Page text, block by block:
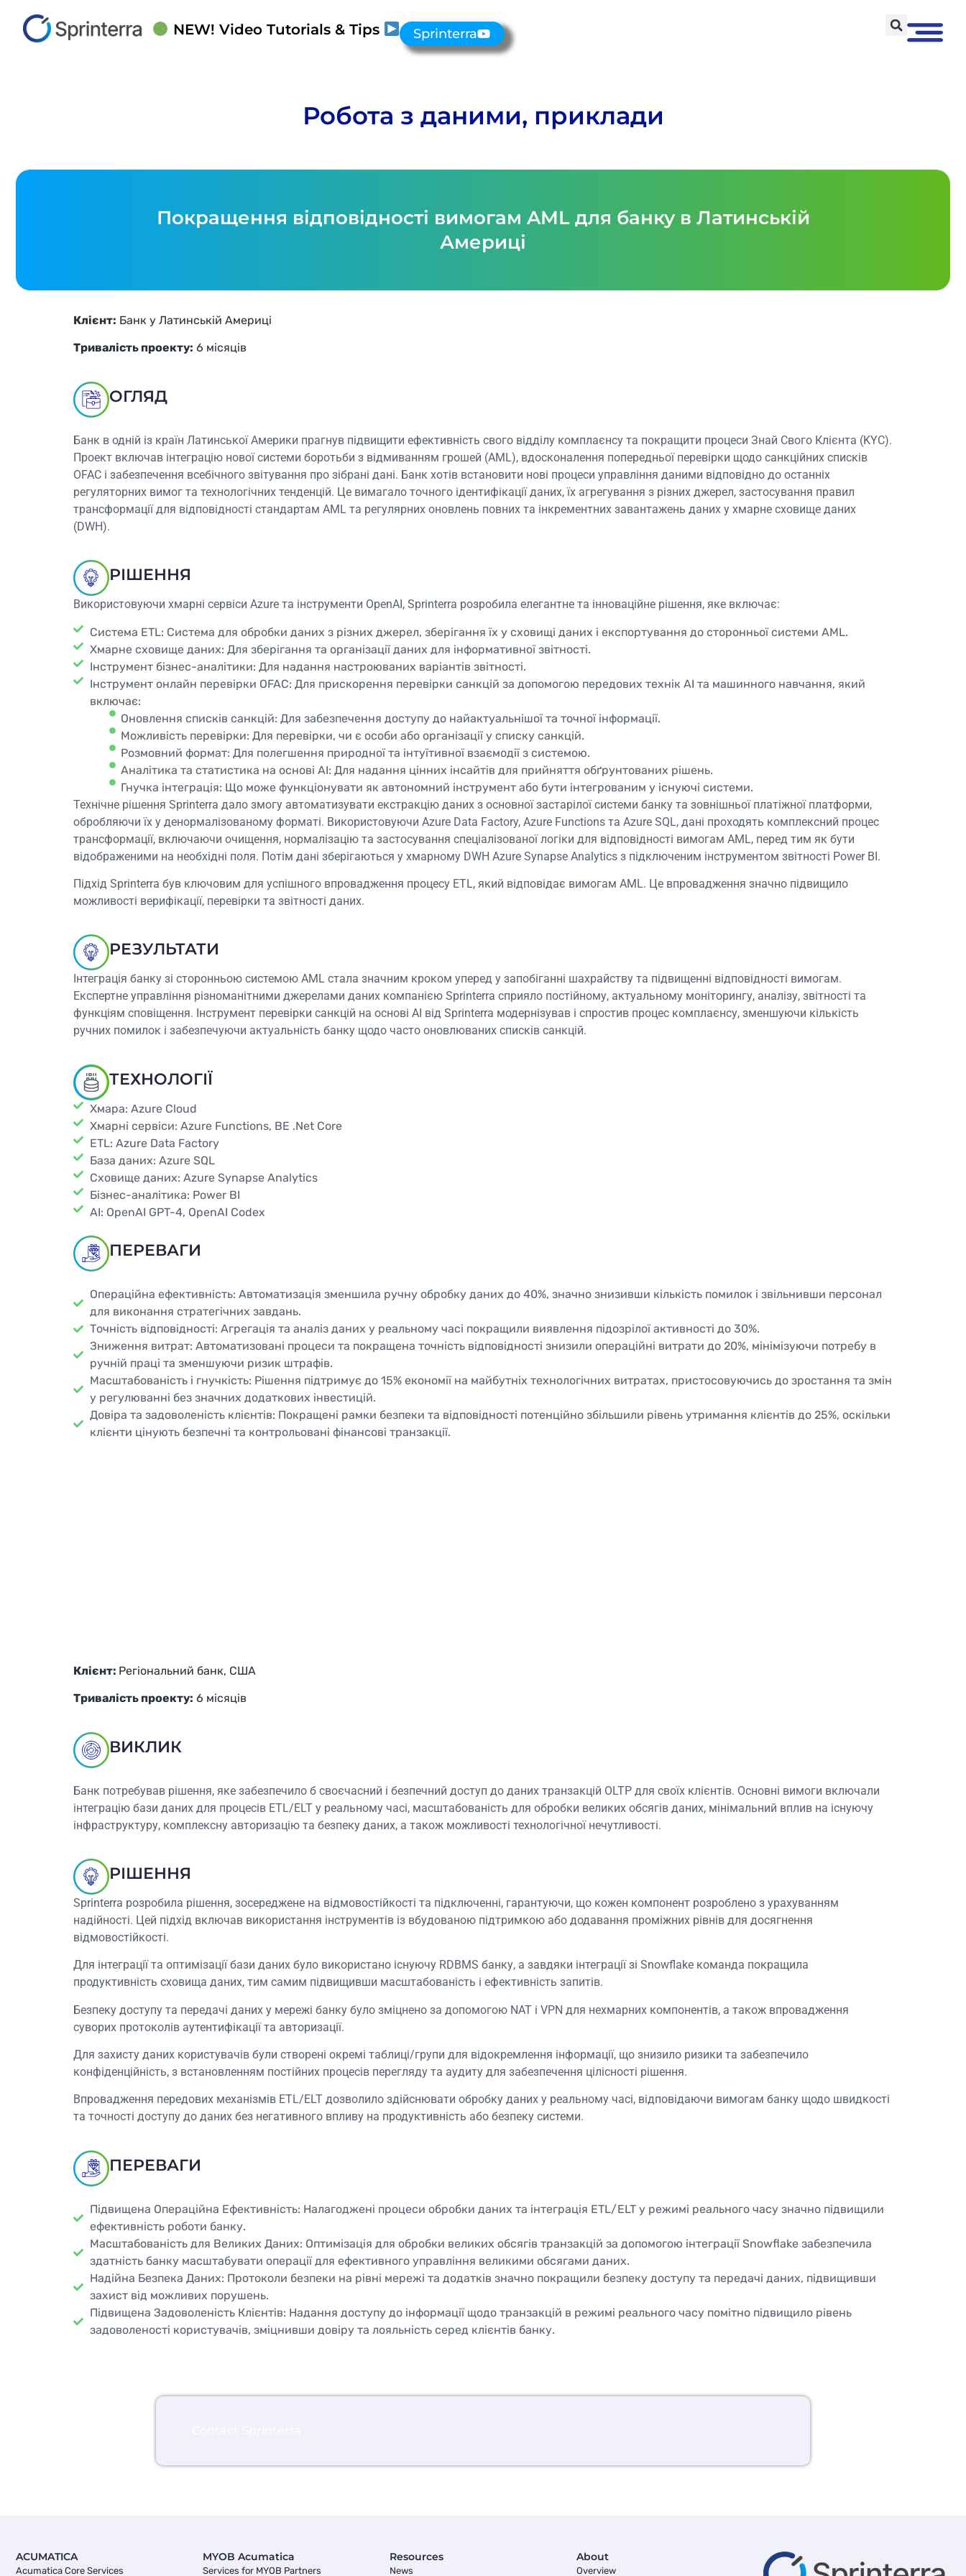
NEW! Video Tutorials & Tips Sprinterra
Робота з даними, приклади
Покращення відповідності вимогам AML для банку в Латинській
Америці
Клієнт: Банк у Латинській Америці
Тривалість проекту: 6 місяців
ОГЛЯД
Банк в одній із країн Латинської Америки прагнув підвищити ефективність свого відділу комплаєнсу та покращити процеси Знай Свого Клієнта (KYC).
Проект включав інтеграцію нової системи боротьби з відмиванням грошей (AML), вдосконалення попередньої перевірки щодо санкційних списків
OFAC і забезпечення всебічного звітування про зібрані дані. Банк хотів встановити нові процеси управління даними відповідно до останніх
регуляторних вимог та технологічних тенденцій. Це вимагало точного ідентифікації даних, їх агрегування з різних джерел, застосування правил
трансформації для відповідності стандартам AML та регулярних оновлень повних та інкрементних завантажень даних у хмарне сховище даних
(DWH).
РІШЕННЯ
Використовуючи хмарні сервіси Azure та інструменти OpenAI, Sprinterra розробила елегантне та інноваційне рішення, яке включає:
Система ETL: Система для обробки даних з різних джерел, зберігання їх у сховищі даних і експортування до сторонньої системи AML.
Хмарне сховище даних: Для зберігання та організації даних для інформативної звітності.
Інструмент бізнес-аналітики: Для надання настроюваних варіантів звітності.
Інструмент онлайн перевірки OFAC: Для прискорення перевірки санкцій за допомогою передових технік AI та машинного навчання, який
включає:
Оновлення списків санкцій: Для забезпечення доступу до найактуальнішої та точної інформації.
Можливість перевірки: Для перевірки, чи є особи або організації у списку санкцій.
Розмовний формат: Для полегшення природної та інтуїтивної взаємодії з системою.
Аналітика та статистика на основі AI: Для надання цінних інсайтів для прийняття обґрунтованих рішень.
Гнучка інтеграція: Що може функціонувати як автономний інструмент або бути інтегрованим у існуючі системи.
Технічне рішення Sprinterra дало змогу автоматизувати екстракцію даних з основної застарілої системи банку та зовнішньої платіжної платформи,
обробляючи їх у денормалізованому форматі. Використовуючи Azure Data Factory, Azure Functions та Azure SQL, дані проходять комплексний процес
трансформації, включаючи очищення, нормалізацію та застосування спеціалізованої логіки для відповідності вимогам AML, перед тим як бути
відображеними на необхідні поля. Потім дані зберігаються у хмарному DWH Azure Synapse Analytics з підключеним інструментом звітності Power BI.
Підхід Sprinterra був ключовим для успішного впровадження процесу ETL, який відповідає вимогам AML. Це впровадження значно підвищило
можливості верифікації, перевірки та звітності даних.
РЕЗУЛЬТАТИ
Інтеграція банку зі сторонньою системою AML стала значним кроком уперед у запобіганні шахрайству та підвищенні відповідності вимогам.
Експертне управління різноманітними джерелами даних компанією Sprinterra сприяло постійному, актуальному моніторингу, аналізу, звітності та
функціям сповіщення. Інструмент перевірки санкцій на основі AI від Sprinterra модернізував і спростив процес комплаєнсу, зменшуючи кількість
ручних помилок і забезпечуючи актуальність банку щодо часто оновлюваних списків санкцій.
ТЕХНОЛОГІЇ
Хмара: Azure Cloud
Хмарні сервіси: Azure Functions, BE .Net Core
ETL: Azure Data Factory
База даних: Azure SQL
Сховище даних: Azure Synapse Analytics
Бізнес-аналітика: Power BI
AI: OpenAI GPT-4, OpenAI Codex
ПЕРЕВАГИ
Операційна ефективність: Автоматизація зменшила ручну обробку даних до 40%, значно знизивши кількість помилок і звільнивши персонал
для виконання стратегічних завдань.
Точність відповідності: Агрегація та аналіз даних у реальному часі покращили виявлення підозрілої активності до 30%.
Зниження витрат: Автоматизовані процеси та покращена точність відповідності знизили операційні витрати до 20%, мінімізуючи потребу в
ручній праці та зменшуючи ризик штрафів.
Масштабованість і гнучкість: Рішення підтримує до 15% економії на майбутніх технологічних витратах, пристосовуючись до зростання та змін
у регулюванні без значних додаткових інвестицій.
Довіра та задоволеність клієнтів: Покращені рамки безпеки та відповідності потенційно збільшили рівень утримання клієнтів до 25%, оскільки
клієнти цінують безпечні та контрольовані фінансові транзакції.
Клієнт: Регіональний банк, США
Тривалість проекту: 6 місяців
ВИКЛИК
Банк потребував рішення, яке забезпечило б своєчасний і безпечний доступ до даних транзакцій OLTP для своїх клієнтів. Основні вимоги включали
інтеграцію бази даних для процесів ETL/ELT у реальному часі, масштабованість для обробки великих обсягів даних, мінімальний вплив на існуючу
інфраструктуру, комплексну авторизацію та безпеку даних, а також можливості технологічної нечутливості.
РІШЕННЯ
Sprinterra розробила рішення, зосереджене на відмовостійкості та підключенні, гарантуючи, що кожен компонент розроблено з урахуванням
надійності. Цей підхід включав використання інструментів із вбудованою підтримкою або додавання проміжних рівнів для досягнення
відмовостійкості.
Для інтеграції та оптимізації бази даних було використано існуючу RDBMS банку, а завдяки інтеграції зі Snowflake команда покращила
продуктивність сховища даних, тим самим підвищивши масштабованість і ефективність запитів.
Безпеку доступу та передачі даних у мережі банку було зміцнено за допомогою NAT і VPN для нехмарних компонентів, а також впровадження
суворих протоколів аутентифікації та авторизації.
Для захисту даних користувачів були створені окремі таблиці/групи для відокремлення інформації, що знизило ризики та забезпечило
конфіденційність, з встановленням постійних процесів перегляду та аудиту для забезпечення цілісності рішення.
Впровадження передових механізмів ETL/ELT дозволило здійснювати обробку даних у реальному часі, відповідаючи вимогам банку щодо швидкості
та точності доступу до даних без негативного впливу на продуктивність або безпеку системи.
ПЕРЕВАГИ
Підвищена Операційна Ефективність: Налагоджені процеси обробки даних та інтеграція ETL/ELT у режимі реального часу значно підвищили
ефективність роботи банку.
Масштабованість для Великих Даних: Оптимізація для обробки великих обсягів транзакцій за допомогою інтеграції Snowflake забезпечила
здатність банку масштабувати операції для ефективного управління великими обсягами даних.
Надійна Безпека Даних: Протоколи безпеки на рівні мережі та додатків значно покращили безпеку доступу та передачі даних, підвищивши
захист від можливих порушень.
Підвищена Задоволеність Клієнтів: Надання доступу до інформації щодо транзакцій в режимі реального часу помітно підвищило рівень
задоволеності користувачів, зміцнивши довіру та лояльність серед клієнтів банку.
ACUMATICA
Acumatica Core Services
MYOB Acumatica
Services for MYOB Partners
Resources
News
About
Overview